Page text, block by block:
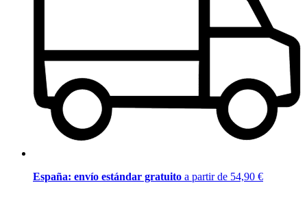
España: envío estándar gratuito a partir de 54,90 €